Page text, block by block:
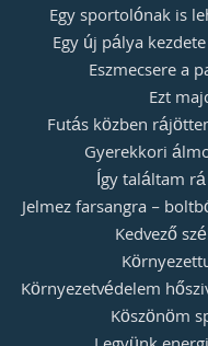
Egy sportolónak is
Egy új pálya kezdete
Eszmecsere a
Ezt
Futás közben
Gyerekkori
Így találtam
Jelmez farsangra –
Kedvező
Környezetvédelem
Köszönöm